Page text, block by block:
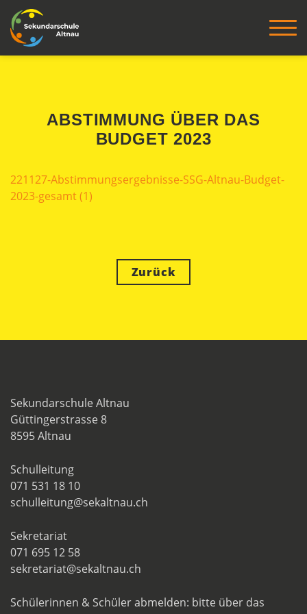
ABSTIMMUNG ÜBER DAS
BUDGET 2023
221127-Abstimmungsergebnisse-SSG-Altnau-Budget-
2023-gesamt (1)
Zurück
Sekundarschule Altnau
Güttingerstrasse 8
8595 Altnau
Schulleitung
071 531 18 10
schulleitung@sekaltnau.ch
Sekretariat
071 695 12 58
sekretariat@sekaltnau.ch
Schülerinnen & Schüler abmelden: bitte über das